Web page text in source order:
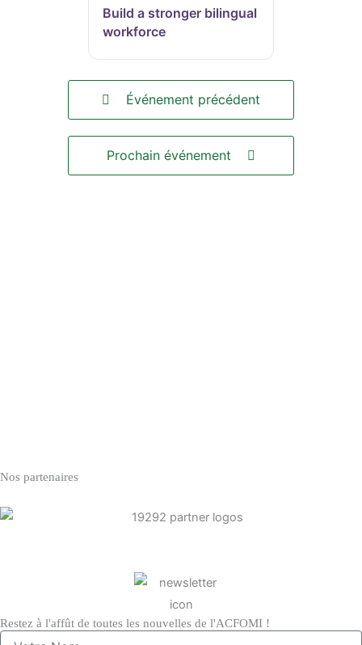
Build a stronger bilingual
workforce
Événement précédent
Prochain événement
Nos partenaires
Restez à l'affût de toutes les nouvelles de l'ACFOMI !
Votre